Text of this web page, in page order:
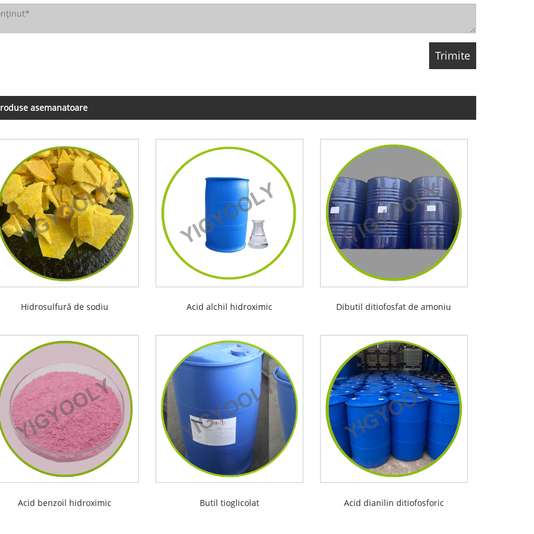
asemanatoare
Hidrosulfură de sodiu Acid alchil hidroximic Dibutil ditiofosfat de amoniu
Acid benzoil hidroximic Butil tioglicolat Acid dianilin ditiofosforic